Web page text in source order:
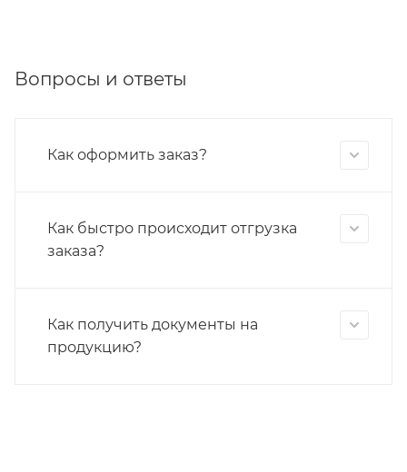
Вопросы и ответы
Как оформить заказ?
Как быстро происходит отгрузка
заказа?
Как получить документы на
продукцию?